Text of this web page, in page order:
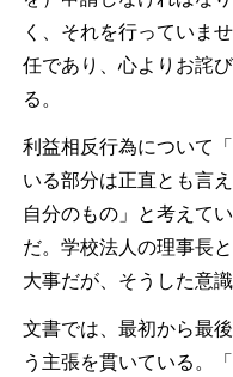
く、それを行っていま
任であり、心よりお詫
る。
利益相反行為について
いる部分は正直とも言
自分のもの」と考えて
だ。学校法人の理事長
大事だが、そうした意
文書では、最初から最
う主張を貫いている。